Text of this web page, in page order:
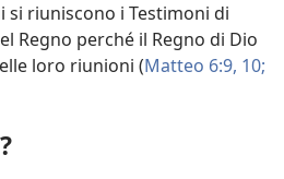
riuniscono i Testimoni di
Regno perché il Regno di Dio
loro riunioni (Matteo 6:9, 10;